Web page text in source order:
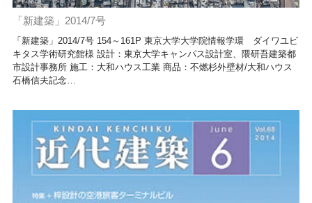
「新建築」2014/7号
「新建築」2014/7号 154～161P 東京大学大学院情報学環 ダイワユビ
キタス学術研究館様 設計：東京大学キャンパス設計室、隈研吾建築都
市設計事務所 施工：大和ハウス工業 商品：不燃杉外壁材/大和ハウス
石橋信夫記念…